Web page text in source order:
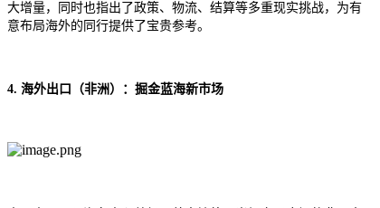
大增量，同时也指出了政策、物流、结算等多重现实挑战，为有
意布局海外的同行提供了宝贵参考。
4. 海外出口（非洲）：掘金蓝海新市场